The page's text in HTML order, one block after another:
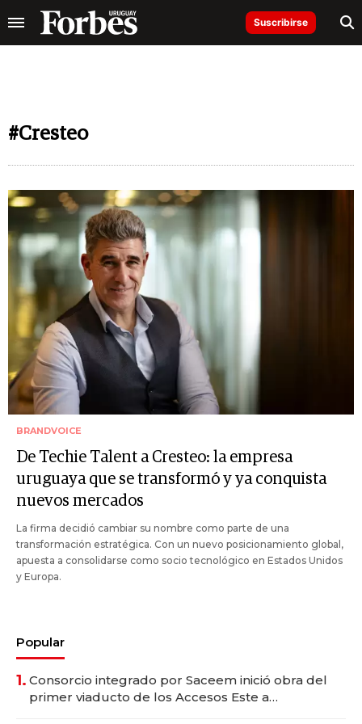
Suscribirse
#Cresteo
BRANDVOICE
De Techie Talent a Cresteo: la empresa
uruguaya que se transformó y ya conquista
nuevos mercados
La firma decidió cambiar su nombre como parte de una
transformación estratégica. Con un nuevo posicionamiento global,
apuesta a consolidarse como socio tecnológico en Estados Unidos
y Europa.
Popular
1. Consorcio integrado por Saceem inició obra del
primer viaducto de los Accesos Este a